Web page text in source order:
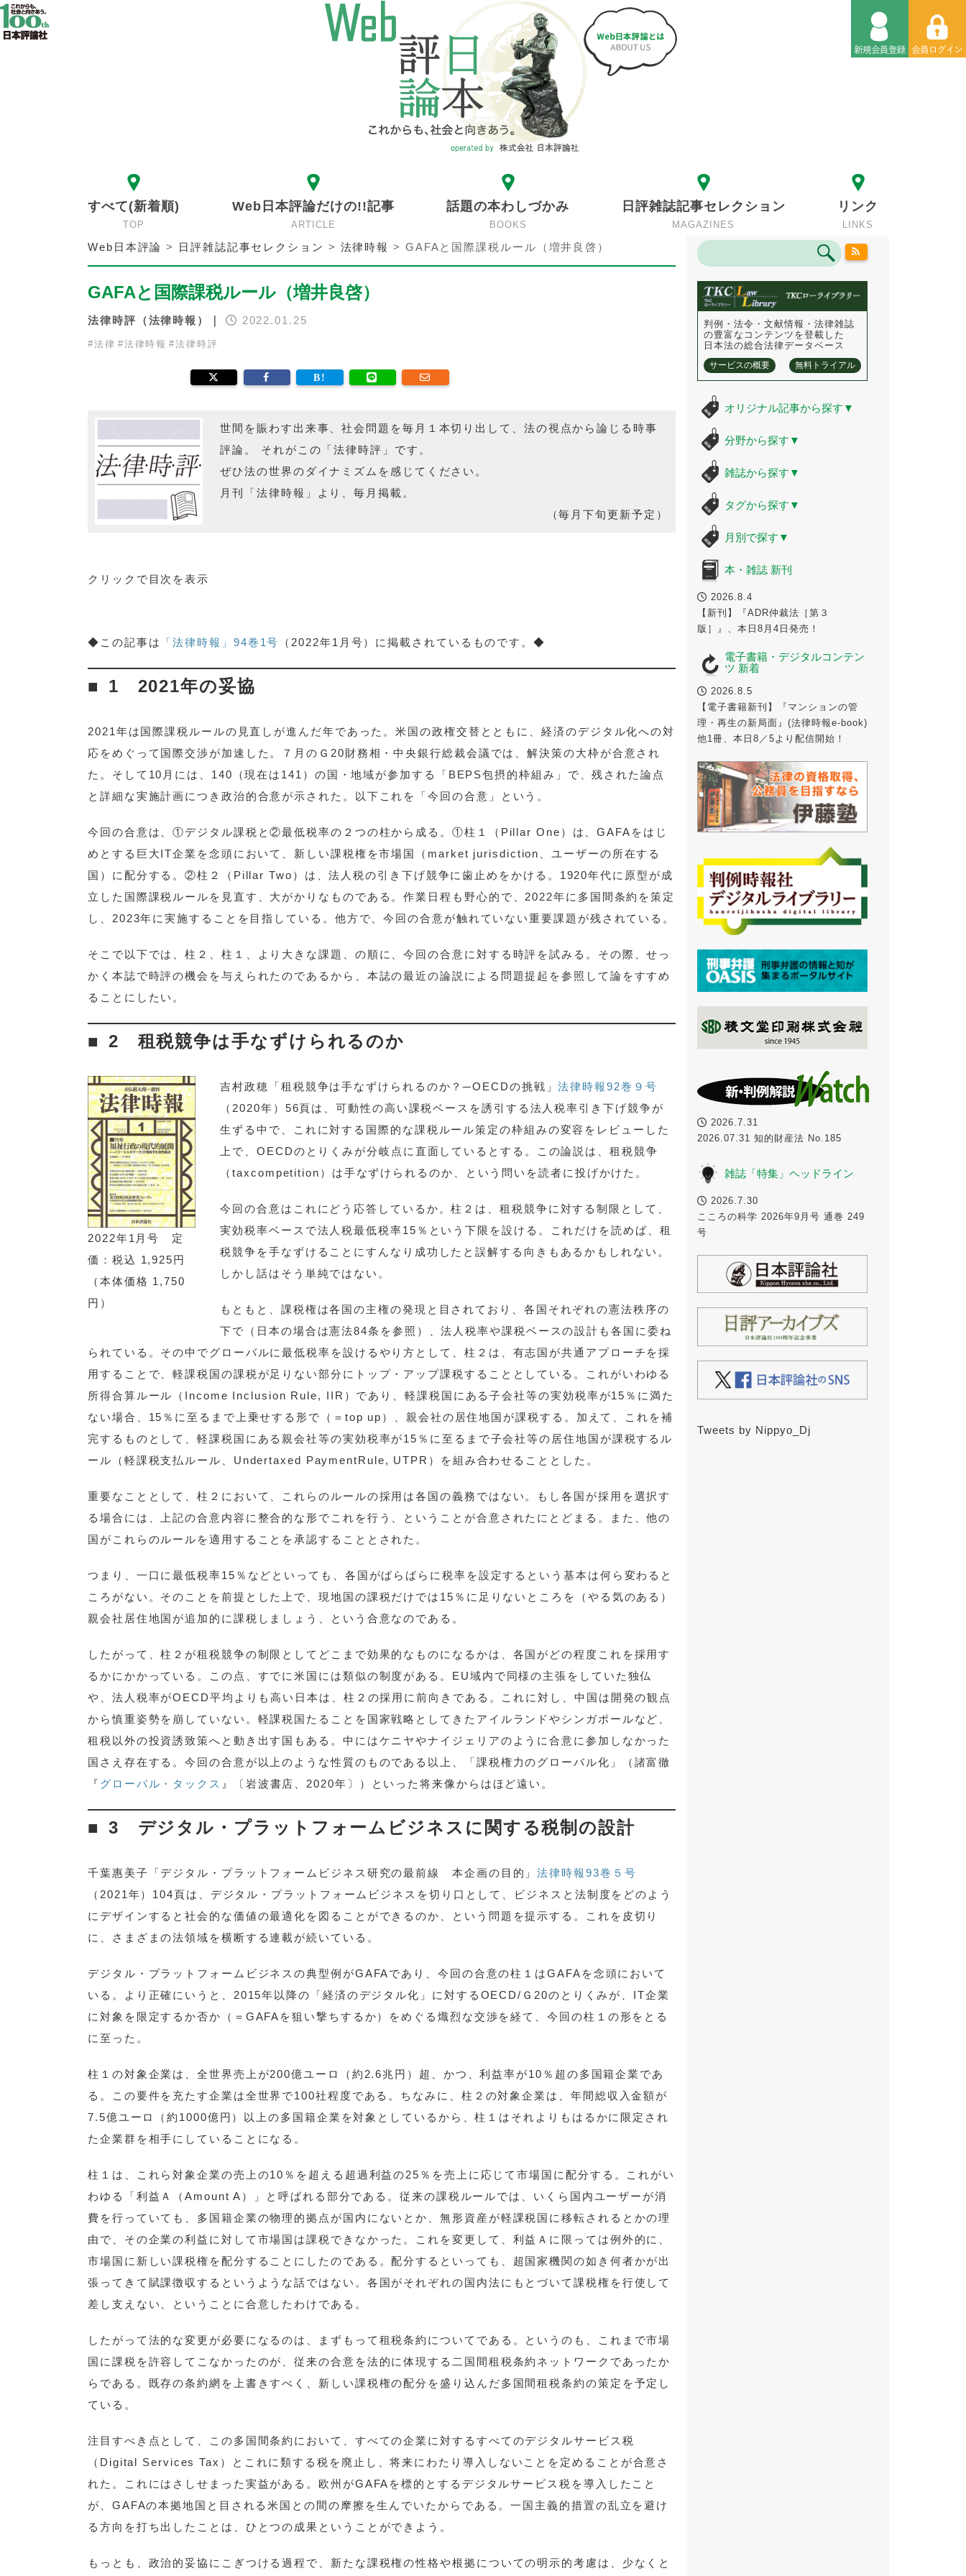
すべて(新着順)
TOP
Web日本評論だけの!!記事
ARTICLE
話題の本わしづかみ
BOOKS
日評雑誌記事セレクション
MAGAZINES
リンク
LINKS
Web日本評論 > 日評雑誌記事セレクション > 法律時報 > GAFAと国際課税ルール（増井良啓）
GAFAと国際課税ルール（増井良啓）
法律時評（法律時報）｜ 2022.01.25
#法律 #法律時報 #法律時評
世間を賑わす出来事、社会問題を毎月１本切り出して、法の視点から論じる時事
評論。 それがこの「法律時評」です。
ぜひ法の世界のダイナミズムを感じてください。
月刊「法律時報」より、毎月掲載。
（毎月下旬更新予定）
クリックで目次を表示
3 デジタル・プラットフォームビジネスに関する税制の設計
4 再分配による社会再統合への処方箋
◆この記事は 「法律時報」94巻1号 （2022年1月号）に掲載されているものです。◆
1 2021年の妥協
2021年は国際課税ルールの見直しが進んだ年であった。米国の政権交替とともに、経済のデジタル化への対
応をめぐって国際交渉が加速した。７月のＧ20財務相・中央銀行総裁会議では、解決策の大枠が合意され
た。そして10月には、140（現在は141）の国・地域が参加する「BEPS包摂的枠組み」で、残された論点
と詳細な実施計画につき政治的合意が示された。以下これを「今回の合意」という。
今回の合意は、①デジタル課税と②最低税率の２つの柱から成る。①柱１（Pillar One）は、GAFAをはじ
めとする巨大IT企業を念頭において、新しい課税権を市場国（market jurisdiction、ユーザーの所在する
国）に配分する。②柱２（Pillar Two）は、法人税の引き下げ競争に歯止めをかける。1920年代に原型が成
立した国際課税ルールを見直す、大がかりなものである。作業日程も野心的で、2022年に多国間条約を策定
し、2023年に実施することを目指している。他方で、今回の合意が触れていない重要課題が残されている。
そこで以下では、柱２、柱１、より大きな課題、の順に、今回の合意に対する時評を試みる。その際、せっ
かく本誌で時評の機会を与えられたのであるから、本誌の最近の論説による問題提起を参照して論をすすめ
ることにしたい。
2 租税競争は手なずけられるのか
2022年1月号 定
価：税込 1,925円
（本体価格 1,750
円）
吉村政穂「租税競争は手なずけられるのか？─OECDの挑戦」法律時報92巻９号
（2020年）56頁は、可動性の高い課税ベースを誘引する法人税率引き下げ競争が
生ずる中で、これに対する国際的な課税ルール策定の枠組みの変容をレビューした
上で、OECDのとりくみが分岐点に直面しているとする。この論説は、租税競争
（taxcompetition）は手なずけられるのか、という問いを読者に投げかけた。
今回の合意はこれにどう応答しているか。柱２は、租税競争に対する制限として、
実効税率ベースで法人税最低税率15％という下限を設ける。これだけを読めば、租
税競争を手なずけることにすんなり成功したと誤解する向きもあるかもしれない。
しかし話はそう単純ではない。
もともと、課税権は各国の主権の発現と目されており、各国それぞれの憲法秩序の
下で（日本の場合は憲法84条を参照）、法人税率や課税ベースの設計も各国に委ね
られている。その中でグローバルに最低税率を設けるやり方として、柱２は、有志国が共通アプローチを採
用することで、軽課税国の課税が足りない部分にトップ・アップ課税することとしている。これがいわゆる
所得合算ルール（Income Inclusion Rule, IIR）であり、軽課税国にある子会社等の実効税率が15％に満た
ない場合、15％に至るまで上乗せする形で（＝top up）、親会社の居住地国が課税する。加えて、これを補
完するものとして、軽課税国にある親会社等の実効税率が15％に至るまで子会社等の居住地国が課税するル
ール（軽課税支払ルール、Undertaxed PaymentRule, UTPR）を組み合わせることとした。
重要なこととして、柱２において、これらのルールの採用は各国の義務ではない。もし各国が採用を選択す
る場合には、上記の合意内容に整合的な形でこれを行う、ということが合意されたにとどまる。また、他の
国がこれらのルールを適用することを承認することとされた。
つまり、一口に最低税率15％などといっても、各国がばらばらに税率を設定するという基本は何ら変わると
ころがない。そのことを前提とした上で、現地国の課税だけでは15％に足りないところを（やる気のある）
親会社居住地国が追加的に課税しましょう、という合意なのである。
したがって、柱２が租税競争の制限としてどこまで効果的なものになるかは、各国がどの程度これを採用す
るかにかかっている。この点、すでに米国には類似の制度がある。EU域内で同様の主張をしていた独仏
や、法人税率がOECD平均よりも高い日本は、柱２の採用に前向きである。これに対し、中国は開発の観点
から慎重姿勢を崩していない。軽課税国たることを国家戦略としてきたアイルランドやシンガポールなど、
租税以外の投資誘致策へと動き出す国もある。中にはケニヤやナイジェリアのように合意に参加しなかった
国さえ存在する。今回の合意が以上のような性質のものである以上、「課税権力のグローバル化」（諸富徹
『 グローバル・タックス 』〔岩波書店、2020年〕）といった将来像からはほど遠い。
3 デジタル・プラットフォームビジネスに関する税制の設計
千葉惠美子「デジタル・プラットフォームビジネス研究の最前線 本企画の目的」法律時報93巻５号
（2021年）104頁は、デジタル・プラットフォームビジネスを切り口として、ビジネスと法制度をどのよう
にデザインすると社会的な価値の最適化を図ることができるのか、という問題を提示する。これを皮切り
に、さまざまの法領域を横断する連載が続いている。
デジタル・プラットフォームビジネスの典型例がGAFAであり、今回の合意の柱１はGAFAを念頭において
いる。より正確にいうと、2015年以降の「経済のデジタル化」に対するOECD/Ｇ20のとりくみが、IT企業
に対象を限定するか否か（＝GAFAを狙い撃ちするか）をめぐる熾烈な交渉を経て、今回の柱１の形をとる
に至った。
柱１の対象企業は、全世界売上が200億ユーロ（約2.6兆円）超、かつ、利益率が10％超の多国籍企業であ
る。この要件を充たす企業は全世界で100社程度である。ちなみに、柱２の対象企業は、年間総収入金額が
7.5億ユーロ（約1000億円）以上の多国籍企業を対象としているから、柱１はそれよりもはるかに限定され
た企業群を相手にしていることになる。
柱１は、これら対象企業の売上の10％を超える超過利益の25％を売上に応じて市場国に配分する。これがい
わゆる「利益Ａ（Amount A）」と呼ばれる部分である。従来の課税ルールでは、いくら国内ユーザーが消
費を行っていても、多国籍企業の物理的拠点が国内にないとか、無形資産が軽課税国に移転されるとかの理
由で、その企業の利益に対して市場国は課税できなかった。これを変更して、利益Ａに限っては例外的に、
市場国に新しい課税権を配分することにしたのである。配分するといっても、超国家機関の如き何者かが出
張ってきて賦課徴収するというような話ではない。各国がそれぞれの国内法にもとづいて課税権を行使して
差し支えない、ということに合意したわけである。
したがって法的な変更が必要になるのは、まずもって租税条約についてである。というのも、これまで市場
国に課税を許容してこなかったのが、従来の合意を法的に体現する二国間租税条約ネットワークであったか
らである。既存の条約網を上書きすべく、新しい課税権の配分を盛り込んだ多国間租税条約の策定を予定し
ている。
注目すべき点として、この多国間条約において、すべての企業に対するすべてのデジタルサービス税
（Digital Services Tax）とこれに類する税を廃止し、将来にわたり導入しないことを定めることが合意さ
れた。これにはさしせまった実益がある。欧州がGAFAを標的とするデジタルサービス税を導入したこと
が、GAFAの本拠地国と目される米国との間の摩擦を生んでいたからである。一国主義的措置の乱立を避け
る方向を打ち出したことは、ひとつの成果ということができよう。
もっとも、政治的妥協にこぎつける過程で、新たな課税権の性格や根拠についての明示的考慮は、少なくと
判例・法令・文献情報・法律雑誌
の豊富なコンテンツを登載した
日本法の総合法律データベース
サービスの概要 無料トライアル
オリジナル記事から探す ▼
分野から探す ▼
雑誌から探す ▼
タグから探す ▼
月別で探す ▼
本・雑誌 新刊
2026.8.4
【新刊】『ADR仲裁法［第３
版］』、本日8月4日発売！
電子書籍・デジタルコンテン
ツ 新着
2026.8.5
【電子書籍新刊】『マンションの管
理・再生の新局面』(法律時報e-book)
他1冊、本日8／5より配信開始！
2026.7.31
2026.07.31 知的財産法 No.185
雑誌「特集」ヘッドライン
2026.7.30
こころの科学 2026年9月号 通巻 249
号
Tweets by Nippyo_Dj